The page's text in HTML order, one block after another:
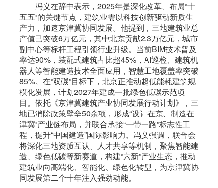
冯义在辞中表示，2025年是深化改革、布局“十
五五”的关键节点，建筑业需以科技创新驱动新质生
产力，加速京津冀协同发展。他提到，三地建筑业总
产值已突破6万亿元，其中北京贡献2.3万亿元，城市
副中心等标杆工程引领行业升级。当前BIM技术普及
率达90%，装配式建筑占比超45%，AI巡检、建筑机
器人等智能建造技术全面应用，智慧工地覆盖率突破
85%。在“双碳”目标下，北京正推动超低能耗建筑规
模化发展，计划2027年建成一批绿色低碳示范项
目。依托《京津冀建筑产业协同发展行动计划》，三
地已消除政策壁垒50余项，形成“设计在京、制造在
津冀”产业链布局，并联合承接“一带一路”标志性工
程，提升“中国建造”国际影响力。冯义强调，联合会
将深化三地资质互认、人才共享等机制，聚焦智能建
造、绿色低碳等新赛道，构建“六新”产业生态，推动
建筑业向高端化、智能化、绿色化转型，为京津冀协
同发展第二个十年注入强劲动能。